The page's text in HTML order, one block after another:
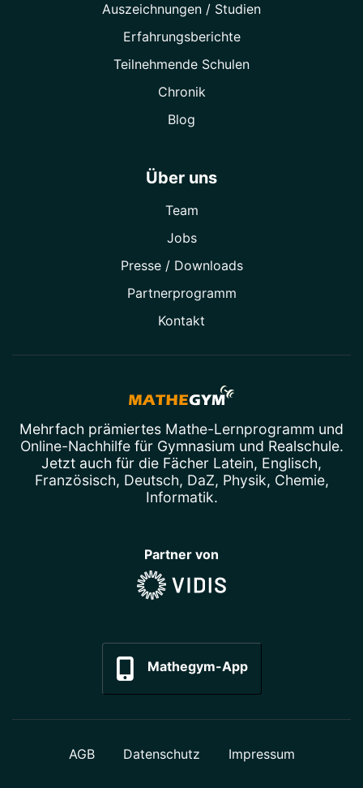
Auszeichnungen / Studien
Erfahrungsberichte
Teilnehmende Schulen
Chronik
Blog
Über uns
Team
Jobs
Presse / Downloads
Partner­programm
Kontakt
Mehrfach prämiertes Mathe-Lernprogramm und
Online-Nachhilfefür Gymnasium und Realschule.
Jetzt auch für die Fächer Latein, Englisch,
Französisch, Deutsch, DaZ, Physik, Chemie,
Informatik.
Partner von
Mathegym-App
AGB Datenschutz Impressum